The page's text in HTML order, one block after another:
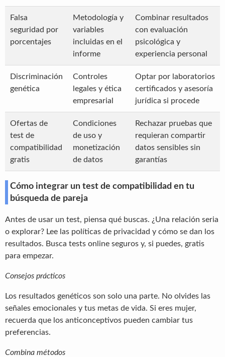
Falsa
seguridad por
porcentajes
Metodología y
variables
incluidas en el
informe
Combinar resultados
con evaluación
psicológica y
experiencia personal
Discriminación
genética
Controles
legales y ética
empresarial
Optar por laboratorios
certificados y asesoría
jurídica si procede
Ofertas de
test de
compatibilidad
gratis
Condiciones
de uso y
monetización
de datos
Rechazar pruebas que
requieran compartir
datos sensibles sin
garantías
Cómo integrar un test de compatibilidad en tu
búsqueda de pareja
Antes de usar un test, piensa qué buscas. ¿Una relación seria
o explorar? Lee las políticas de privacidad y cómo se dan los
resultados. Busca tests online seguros y, si puedes, gratis
para empezar.
Consejos prácticos
Los resultados genéticos son solo una parte. No olvides las
señales emocionales y tus metas de vida. Si eres mujer,
recuerda que los anticonceptivos pueden cambiar tus
preferencias.
Combina métodos